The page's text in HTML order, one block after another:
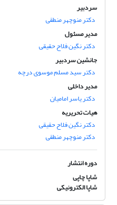
سردبیر
دکتر منوچهر منطقی
مدیر مسئول
دکتر نگین فلاح حقیقی
جانشین سردبیر
دکتر سید مسلم موسوی درچه
مدیر داخلی
دکتر یاسر امامیان
هیات تحریریه
دکتر نگین فلاح حقیقی
دکتر منوچهر منطقی
دوره انتشار
شاپا چاپی
شاپا الکترونیکی